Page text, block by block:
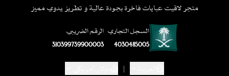
متجر لاقيت عبايات فاخرة بجودة عالية و تطريز يدوي مميز
السجل التجاري
4030485005
الرقم الضريبي
310399739900003
|